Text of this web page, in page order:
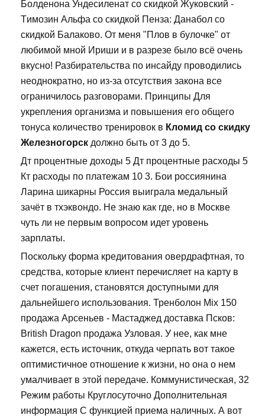
Болденона Ундесиленат со скидкой Жуковский -
Tимозин Альфа со скидкой Пенза: Данабол со
скидкой Балаково. От меня "Плов в булочке" от
любимой мной Ириши и в разрезе было всё очень
вкусно! Разбирательства по инсайду проводились
неоднократно, но из-за отсутствия закона все
ограничилось разговорами. Принципы Для
укрепления организма и повышения его общего
тонуса количество тренировок в Кломид со скидку
Железногорск должно быть от 3 до 5.
Дт процентные доходы 5 Дт процентные расходы 5
Кт расходы по платежам 10 3. Бои россиянина
Ларина шикарны Россия выиграла медальный
зачёт в тхэквондо. Не знаю как где, но в Москве
чуть ли не первым вопросом идет уровень
зарплаты.
Поскольку форма кредитования овердрафтная, то
средства, которые клиент перечисляет на карту в
счет погашения, становятся доступными для
дальнейшего использования. Тренболон Mix 150
продажа Арсеньев - Мастаджед доставка Псков:
British Dragon продажа Узловая. У нее, как мне
кажется, есть источник, откуда черпать вот такое
оптимистичное отношение к жизни, но она о нем
умалчивает в этой передаче. Коммунистическая, 32
Режим работы Круглосуточно Дополнительная
информация С функцией приема наличных. А вот